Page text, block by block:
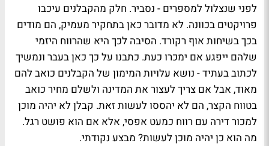
לפני שנצלול למספרים - נסביר. חלק מהקבלנים עיכבו
פרויקטים בכוונה. לא מדובר כאן בתחקיר מעמיק, הם מודים
בכך בשיחות אוף רקורד. הסיבה לכך היא שהרווח היזמי
שלהם ייפגע אם ימכרו כעת. כתבנו על כך כאן בעבר ונמשיך
לכתוב בעתיד - נושא עלויות המימון של הקבלנים כואב להם
מאוד, אבל אם צריך לעצור את המדינה ולשלם מחיר כואב
בטווח הקצר, הם לא יהססו לעשות זאת. קבלן לא יהיה מוכן
למכור דירה עם רווח כמעט אפסי, אלא אם הוא פושט רגל.
מה הוא כן יהיה מוכן לעשות? מבצע נקודתי.